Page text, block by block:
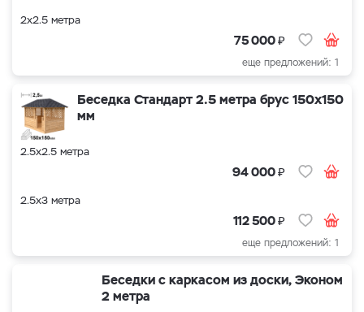
2х2.5 метра
75 000₽
еще предложений: 1
Беседка Стандарт 2.5 метра брус 150х150
мм
2.5х2.5 метра
94 000₽
2.5х3 метра
112 500₽
еще предложений: 1
Беседки с каркасом из доски, Эконом
2 метра